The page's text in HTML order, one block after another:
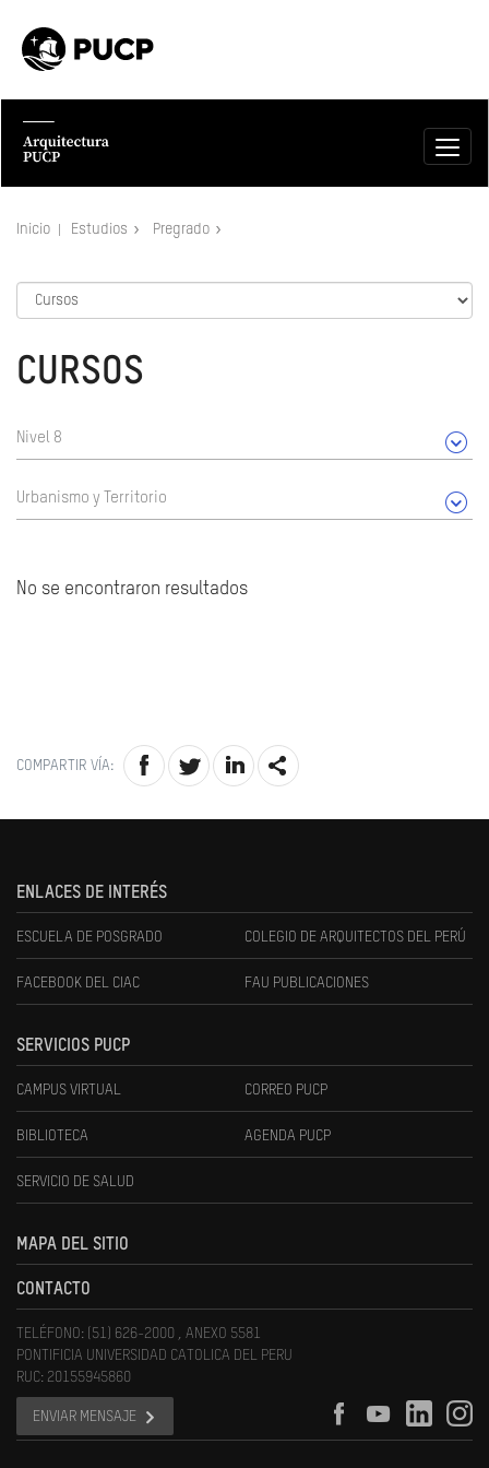
Inicio Estudios Pregrado
CURSOS
Nivel 8
Urbanismo y Territorio
No se encontraron resultados
COMPARTIR VÍA:
ENLACES DE INTERÉS
ESCUELA DE POSGRADO COLEGIO DE ARQUITECTOS DEL PERÚ
FACEBOOK DEL CIAC FAU PUBLICACIONES
SERVICIOS PUCP
CAMPUS VIRTUAL CORREO PUCP
BIBLIOTECA AGENDA PUCP
SERVICIO DE SALUD
MAPA DEL SITIO
CONTACTO
TELÉFONO: (51) 626-2000 , ANEXO 5581
PONTIFICIA UNIVERSIDAD CATOLICA DEL PERU
RUC: 20155945860
ENVIAR MENSAJE